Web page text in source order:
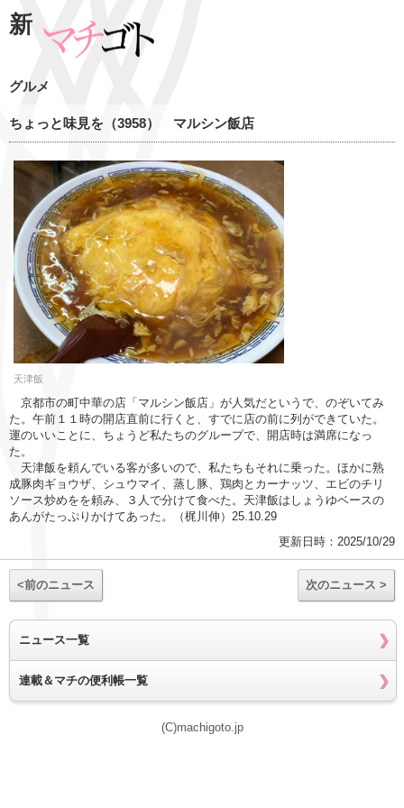
新
グルメ
ちょっと味見を（3958） マルシン飯店
天津飯
京都市の町中華の店「マルシン飯店」が人気だというで、のぞいてみ
た。午前１１時の開店直前に行くと、すでに店の前に列ができていた。
運のいいことに、ちょうど私たちのグループで、開店時は満席になっ
た。
天津飯を頼んでいる客が多いので、私たちもそれに乗った。ほかに熟
成豚肉ギョウザ、シュウマイ、蒸し豚、鶏肉とカーナッツ、エビのチリ
ソース炒めをを頼み、３人で分けて食べた。天津飯はしょうゆベースの
あんがたっぷりかけてあった。（梶川伸）25.10.29
更新日時：2025/10/29
<前のニュース 次のニュース >
ニュース一覧
連載＆マチの便利帳一覧
(C)machigoto.jp